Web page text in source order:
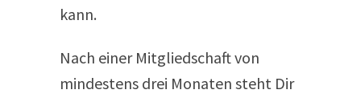
kann.
Nach einer Mitgliedschaft von
mindestens drei Monaten steht Dir